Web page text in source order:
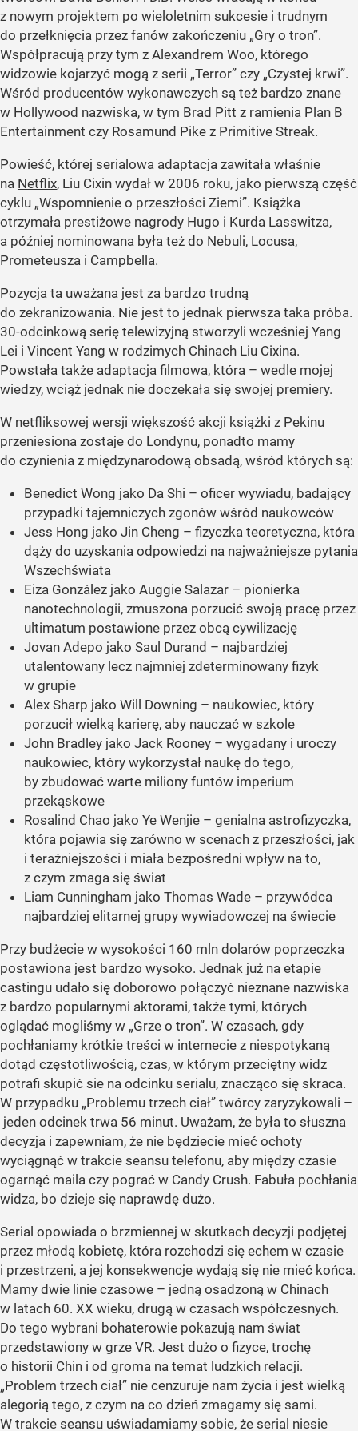
z nowym projektem po wieloletnim sukcesie i trudnym
do przełknięcia przez fanów zakończeniu „Gry o tron”.
Współpracują przy tym z Alexandrem Woo, którego
widzowie kojarzyć mogą z serii „Terror” czy „Czystej krwi”.
Wśród producentów wykonawczych są też bardzo znane
w Hollywood nazwiska, w tym Brad Pitt z ramienia Plan B
Entertainment czy Rosamund Pike z Primitive Streak.
Powieść, której serialowa adaptacja zawitała właśnie
na Netflix, Liu Cixin wydał w 2006 roku, jako pierwszą część
cyklu „Wspomnienie o przeszłości Ziemi”. Książka
otrzymała prestiżowe nagrody Hugo i Kurda Lasswitza,
a później nominowana była też do Nebuli, Locusa,
Prometeusza i Campbella.
Pozycja ta uważana jest za bardzo trudną
do zekranizowania. Nie jest to jednak pierwsza taka próba.
30-odcinkową serię telewizyjną stworzyli wcześniej Yang
Lei i Vincent Yang w rodzimych Chinach Liu Cixina.
Powstała także adaptacja filmowa, która – wedle mojej
wiedzy, wciąż jednak nie doczekała się swojej premiery.
W netfliksowej wersji większość akcji książki z Pekinu
przeniesiona zostaje do Londynu, ponadto mamy
do czynienia z międzynarodową obsadą, wśród których są:
Benedict Wong jako Da Shi – oficer wywiadu, badający
przypadki tajemniczych zgonów wśród naukowców
Jess Hong jako Jin Cheng – fizyczka teoretyczna, która
dąży do uzyskania odpowiedzi na najważniejsze pytania
Wszechświata
Eiza González jako Auggie Salazar – pionierka
nanotechnologii, zmuszona porzucić swoją pracę przez
ultimatum postawione przez obcą cywilizację
Jovan Adepo jako Saul Durand – najbardziej
utalentowany lecz najmniej zdeterminowany fizyk
w grupie
Alex Sharp jako Will Downing – naukowiec, który
porzucił wielką karierę, aby nauczać w szkole
John Bradley jako Jack Rooney – wygadany i uroczy
naukowiec, który wykorzystał naukę do tego,
by zbudować warte miliony funtów imperium
przekąskowe
Rosalind Chao jako Ye Wenjie – genialna astrofizyczka,
która pojawia się zarówno w scenach z przeszłości, jak
i teraźniejszości i miała bezpośredni wpływ na to,
z czym zmaga się świat
Liam Cunningham jako Thomas Wade – przywódca
najbardziej elitarnej grupy wywiadowczej na świecie
Przy budżecie w wysokości 160 mln dolarów poprzeczka
postawiona jest bardzo wysoko. Jednak już na etapie
castingu udało się doborowo połączyć nieznane nazwiska
z bardzo popularnymi aktorami, także tymi, których
oglądać mogliśmy w „Grze o tron”. W czasach, gdy
pochłaniamy krótkie treści w internecie z niespotykaną
dotąd częstotliwością, czas, w którym przeciętny widz
potrafi skupić sie na odcinku serialu, znacząco się skraca.
W przypadku „Problemu trzech ciał” twórcy zaryzykowali –
jeden odcinek trwa 56 minut. Uważam, że była to słuszna
decyzja i zapewniam, że nie będziecie mieć ochoty
wyciągnąć w trakcie seansu telefonu, aby między czasie
ogarnąć maila czy pograć w Candy Crush. Fabuła pochłania
widza, bo dzieje się naprawdę dużo.
Serial opowiada o brzmiennej w skutkach decyzji podjętej
przez młodą kobietę, która rozchodzi się echem w czasie
i przestrzeni, a jej konsekwencje wydają się nie mieć końca.
Mamy dwie linie czasowe – jedną osadzoną w Chinach
w latach 60. XX wieku, drugą w czasach współczesnych.
Do tego wybrani bohaterowie pokazują nam świat
przedstawiony w grze VR. Jest dużo o fizyce, trochę
o historii Chin i od groma na temat ludzkich relacji.
„Problem trzech ciał” nie cenzuruje nam życia i jest wielką
alegorią tego, z czym na co dzień zmagamy się sami.
W trakcie seansu uświadamiamy sobie, że serial niesie